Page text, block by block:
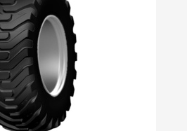
отлично
Нет в наличии
о складе